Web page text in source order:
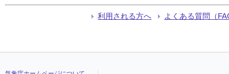
利用される方へ よくある質問（